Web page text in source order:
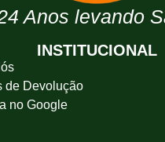
Anos levando
INSTITUCIONAL
de Devolução
no Google